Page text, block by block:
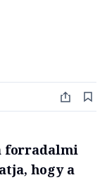
forradalmi
hogy a